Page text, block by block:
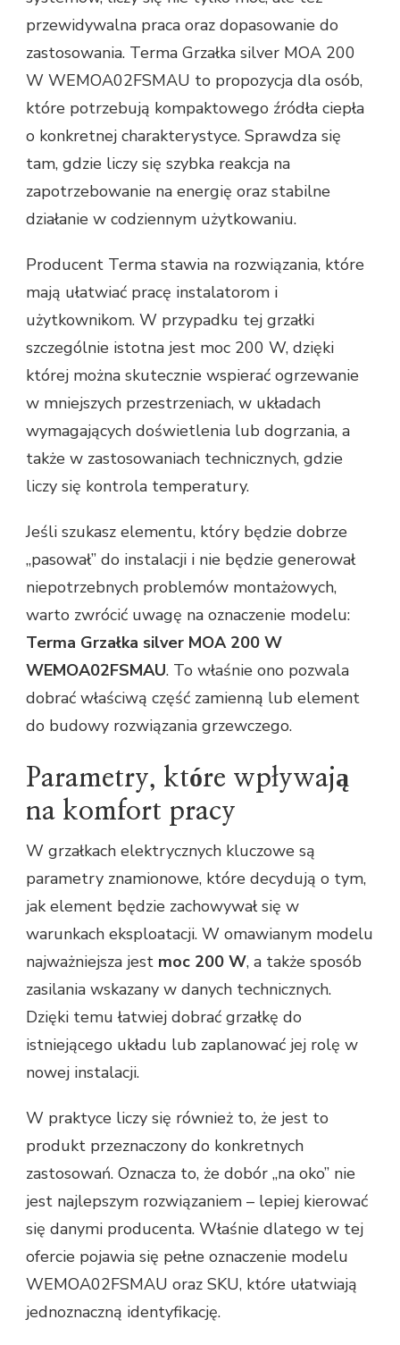
przewidywalna praca oraz dopasowanie do
zastosowania. Terma Grzałka silver MOA 200
W WEMOA02FSMAU to propozycja dla osób,
które potrzebują kompaktowego źródła ciepła
o konkretnej charakterystyce. Sprawdza się
tam, gdzie liczy się szybka reakcja na
zapotrzebowanie na energię oraz stabilne
działanie w codziennym użytkowaniu.
Producent Terma stawia na rozwiązania, które
mają ułatwiać pracę instalatorom i
użytkownikom. W przypadku tej grzałki
szczególnie istotna jest moc 200 W, dzięki
której można skutecznie wspierać ogrzewanie
w mniejszych przestrzeniach, w układach
wymagających doświetlenia lub dogrzania, a
także w zastosowaniach technicznych, gdzie
liczy się kontrola temperatury.
Jeśli szukasz elementu, który będzie dobrze
„pasował” do instalacji i nie będzie generował
niepotrzebnych problemów montażowych,
warto zwrócić uwagę na oznaczenie modelu:
Terma Grzałka silver MOA 200 W
WEMOA02FSMAU. To właśnie ono pozwala
dobrać właściwą część zamienną lub element
do budowy rozwiązania grzewczego.
Parametry, które wpływają
na komfort pracy
W grzałkach elektrycznych kluczowe są
parametry znamionowe, które decydują o tym,
jak element będzie zachowywał się w
warunkach eksploatacji. W omawianym modelu
najważniejsza jest moc 200 W, a także sposób
zasilania wskazany w danych technicznych.
Dzięki temu łatwiej dobrać grzałkę do
istniejącego układu lub zaplanować jej rolę w
nowej instalacji.
W praktyce liczy się również to, że jest to
produkt przeznaczony do konkretnych
zastosowań. Oznacza to, że dobór „na oko” nie
jest najlepszym rozwiązaniem – lepiej kierować
się danymi producenta. Właśnie dlatego w tej
ofercie pojawia się pełne oznaczenie modelu
WEMOA02FSMAU oraz SKU, które ułatwiają
jednoznaczną identyfikację.